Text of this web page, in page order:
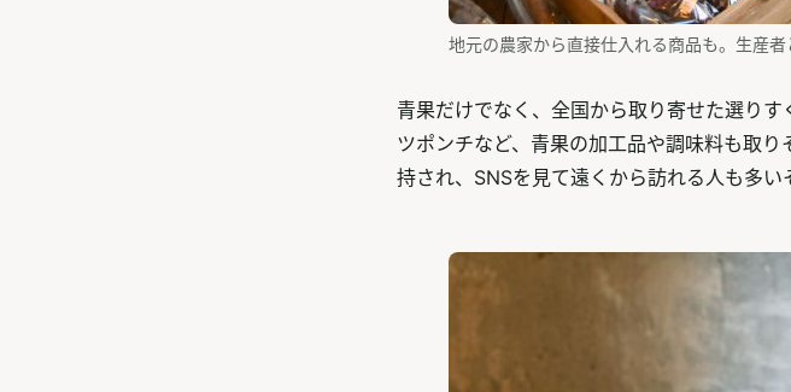
地元の農家から直接仕入れる商品も。生産
青果だけでなく、全国から取り寄せた選り
ツポンチなど、青果の加工品や調味料も取
持され、SNSを見て遠くから訪れる人も多い